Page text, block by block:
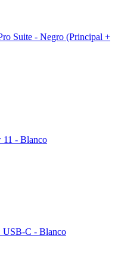
Suite - Negro (Principal +
11 - Blanco
USB-C - Blanco